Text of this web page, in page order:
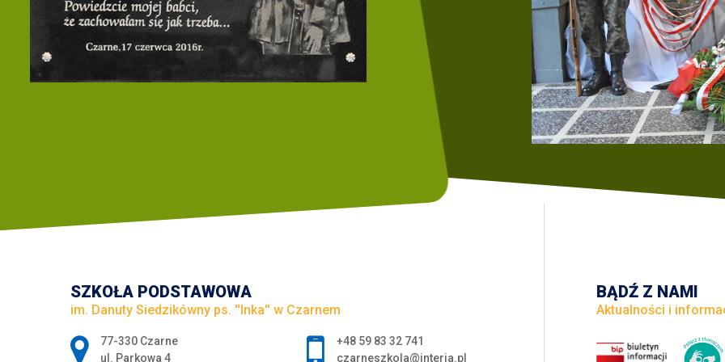
SZKOŁA PODSTAWOWA
im. Danuty Siedzikówny ps. ''Inka'' w Czarnem
Adres pocztowy:
77-330 Czarne
ul. Parkowa 4
+48 59 83 32 741
czarneszkola@interia.pl
BĄDŹ Z NAMI
Aktualności i